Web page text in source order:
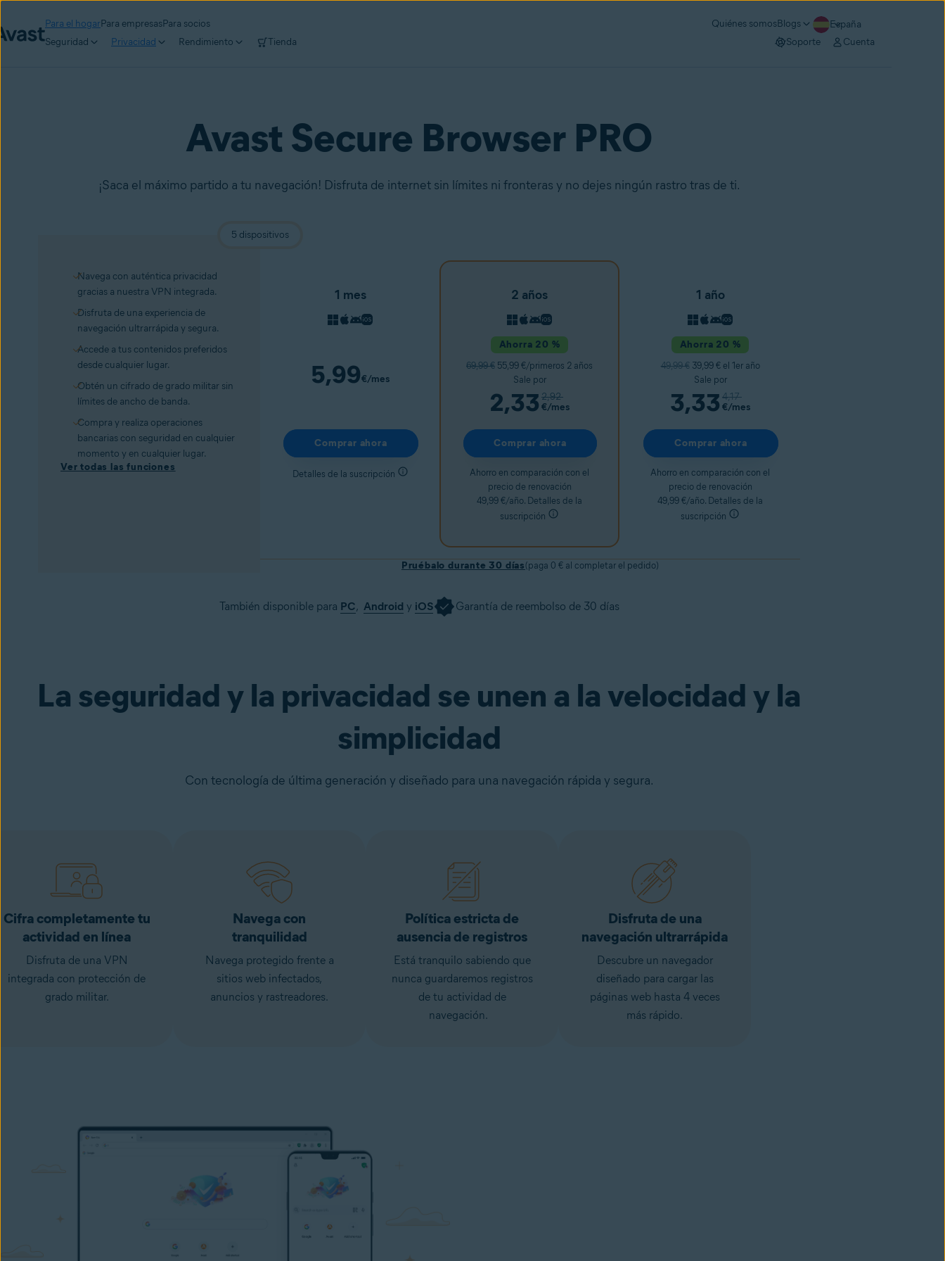
Para el hogarPara empresasPara socios Quiénes somosBlogs
España
Seguridad
Privacidad Rendimiento Tienda Soporte Cuenta
Avast Secure Browser PRO
¡Saca el máximo partido a tu navegación! Disfruta de internet sin límites ni fronteras y no dejes ningún rastro tras de ti.
Navega con auténtica privacidad
gracias a nuestra VPN integrada.
Disfruta de una experiencia de
navegación ultrarrápida y segura.
Accede a tus contenidos preferidos
desde cualquier lugar.
Obtén un cifrado de grado militar sin
límites de ancho de banda.
Compra y realiza operaciones
bancarias con seguridad en cualquier
momento y en cualquier lugar.
Ver todas las funciones
5 dispositivos
1 mes
5,99€/mes
Comprar ahora
Detalles de la suscripción
2 años
Ahorra 20 %
69,99 € 55,99 €/primeros 2 años
Sale por
2,33 2,92
€/mes
Comprar ahora
Ahorro en comparación con el
precio de renovación
49,99 €/año. Detalles de la
suscripción
1 año
Ahorra 20 %
49,99 € 39,99 € el 1er año
Sale por
3,33 4,17
€/mes
Comprar ahora
Ahorro en comparación con el
precio de renovación
49,99 €/año. Detalles de la
suscripción
Pruébalo durante 30 días (paga 0 € al completar el pedido)
También disponible para PC, Android y iOS Garantía de reembolso de 30 días
La seguridad y la privacidad se unen a la velocidad y la
simplicidad
Con tecnología de última generación y diseñado para una navegación rápida y segura.
Cifra completamente tu
actividad en línea
Disfruta de una VPN
integrada con protección de
grado militar.
Navega con
tranquilidad
Navega protegido frente a
sitios web infectados,
anuncios y rastreadores.
Política estricta de
ausencia de registros
Está tranquilo sabiendo que
nunca guardaremos registros
de tu actividad de
navegación.
Disfruta de una
navegación ultrarrápida
Descubre un navegador
diseñado para cargar las
páginas web hasta 4 veces
más rápido.